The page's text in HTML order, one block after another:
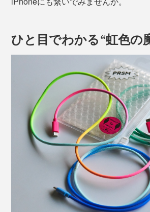
ひと目でわかる“虹色の